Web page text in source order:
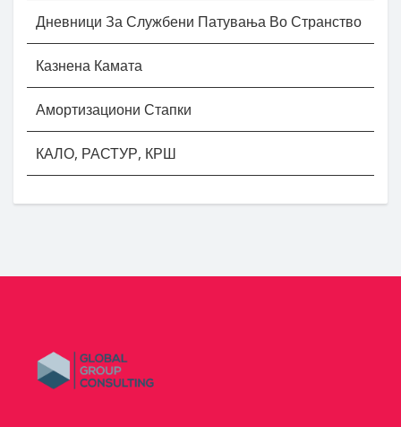
Дневници За Службени Патувања Во Странство
Казнена Камата
Амортизациони Стапки
КАЛО, РАСТУР, КРШ